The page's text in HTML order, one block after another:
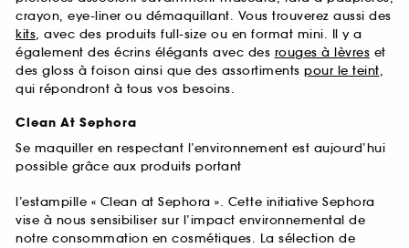
crayon, eye-liner ou démaquillant. Vous trouverez aussi des
kits, avec des produits full-size ou en format mini. Il y a
également des écrins élégants avec des rouges à lèvres et
des gloss à foison ainsi que des assortiments pour le teint,
qui répondront à tous vos besoins.
Clean At Sephora
Se maquiller en respectant l’environnement est aujourd’hui
possible grâce aux produits portant
l’estampille « Clean at Sephora ». Cette initiative Sephora
vise à nous sensibiliser sur l’impact environnemental de
notre consommation en cosmétiques. La sélection de